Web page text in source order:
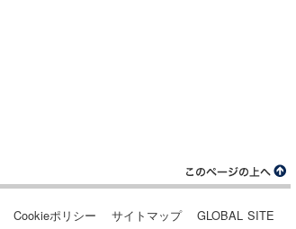
Cookieポリシー サイトマップ GLOBAL SITE